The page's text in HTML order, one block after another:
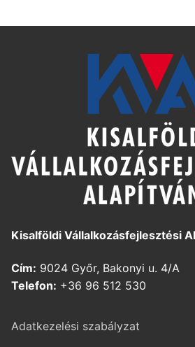
Kisalföldi Vállalkozásfejlesztési
Cím: 9024 Győr, Bakonyi u. 4/A
Telefon: +36 96 512 530
Adatkezelési szabályzat